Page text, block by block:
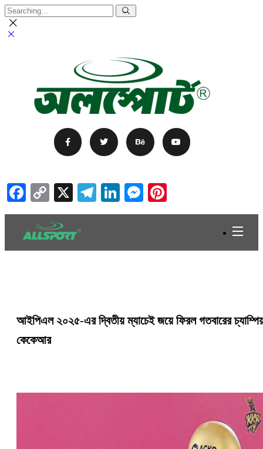
Facebook
Copy
Link
X Telegram
LinkedIn
Messenger
আইপিএল ২০২৫-এর দ্বিতীয় ম্যাচেই জয়ে ফিরল গতবারের
কেকেআর